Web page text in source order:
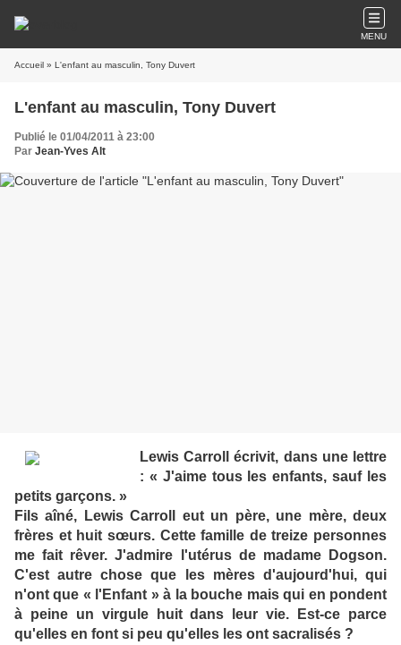
MENU
Accueil » L'enfant au masculin, Tony Duvert
L'enfant au masculin, Tony Duvert
Publié le 01/04/2011 à 23:00
Par Jean-Yves Alt
Lewis Carroll écrivit, dans une lettre
: « J'aime tous les enfants, sauf les
petits garçons. »
Fils aîné, Lewis Carroll eut un père, une mère, deux
frères et huit sœurs. Cette famille de treize personnes
me fait rêver. J'admire l'utérus de madame Dogson.
C'est autre chose que les mères d'aujourd'hui, qui
n'ont que « l'Enfant » à la bouche mais qui en pondent
à peine un virgule huit dans leur vie. Est-ce parce
qu'elles en font si peu qu'elles les ont sacralisés ?